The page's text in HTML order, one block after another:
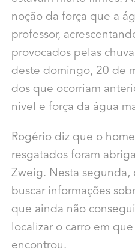
noção da força que a
professor,
provocados pelas
deste domingo, 20 de
dos que ocorriam
nível e força da água
Rogério diz que o
resgatados foram
Zweig. Nesta segunda,
buscar informações
que ainda não
localizar o carro em
encontrou.